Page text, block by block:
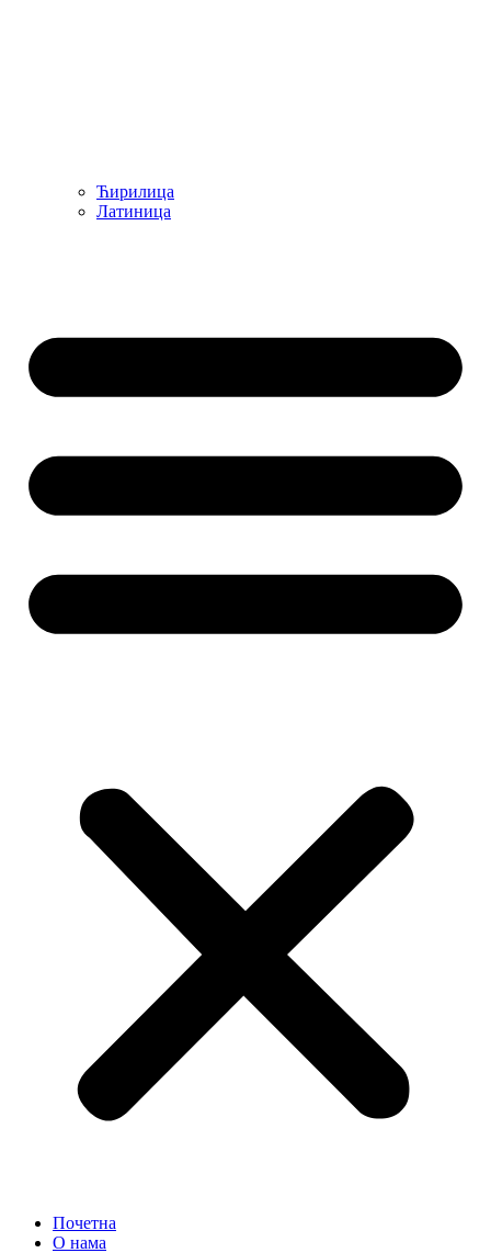
Ћирилица
Латиница
Почетна
О нама